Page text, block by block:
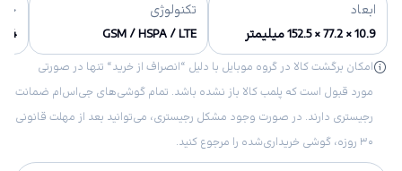
ابعاد
10.9 × 77.2 × 152.5 میلیمتر
تکنولوژی
GSM / HSPA / LTE
16/
امکان برگشت کالا در گروه موبایل با دلیل “انصراف از خرید“ تنها در صورتی
مورد قبول است که پلمب کالا باز نشده باشد. تمام گوشی‌های جی‌اس‌ام ضمانت
رجیستری دارند. در صورت وجود مشکل رجیستری، می‌توانید بعد از مهلت قانونی
۳۰ روزه، گوشی خریداری‌شده را مرجوع کنید.